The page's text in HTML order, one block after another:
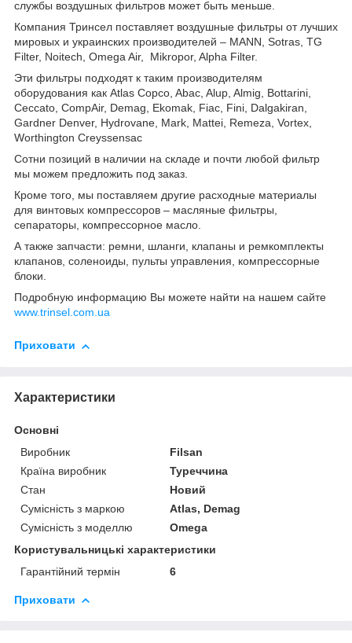
службы воздушных фильтров может быть меньше.
Компания Тринсел поставляет воздушные фильтры от лучших
мировых и украинских производителей – MANN, Sotras, TG
Filter, Noitech, Omega Air,
Mikropor, Alpha Filter.
Эти фильтры подходят к таким производителям
оборудования как Atlas Copco, Abac, Alup, Almig, Bottarini,
Ceccato, CompAir, Demag, Ekomak, Fiac, Fini, Dalgakiran,
Gardner Denver, Hydrovane, Mark, Mattei, Remeza, Vortex,
Worthington Creyssensac
Сотни позиций в наличии на складе и почти любой фильтр
мы можем предложить под заказ.
Кроме того, мы поставляем другие расходные материалы
для винтовых компрессоров – масляные фильтры,
сепараторы, компрессорное масло.
А также запчасти: ремни, шланги, клапаны и ремкомплекты
клапанов, соленоиды, пульты управления, компрессорные
блоки.
Подробную информацию Вы можете найти на нашем сайте
www.trinsel.com.ua
Приховати
Характеристики
Основні
Виробник
Filsan
Країна виробник
Туреччина
Стан
Новий
Сумісність з маркою
Atlas, Demag
Сумісність з моделлю
Omega
Користувальницькі характеристики
Гарантійний термін
6
Приховати